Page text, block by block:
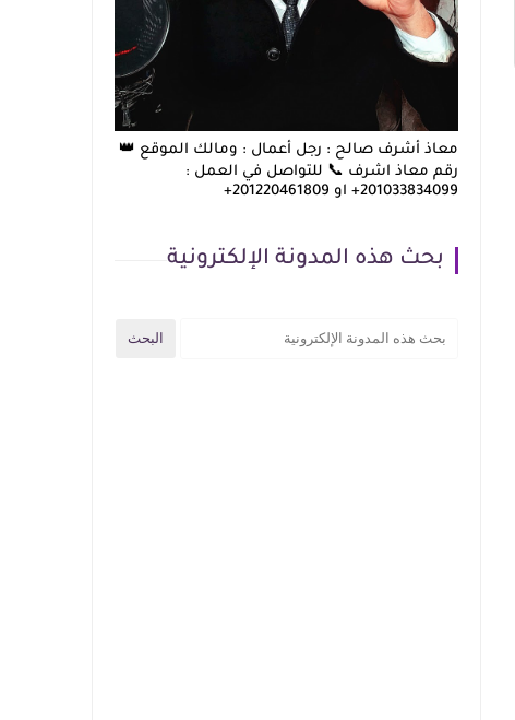
معاذ أشرف صالح : رجل أعمال : ومالك الموقع 👑
رقم معاذ اشرف 📞 للتواصل في العمل :
201033834099+ او 201220461809+
بحث هذه المدونة الإلكترونية